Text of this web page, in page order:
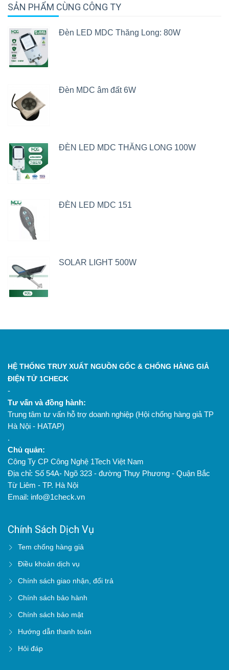
SẢN PHẨM CÙNG CÔNG TY
Đèn LED MDC Thăng Long: 80W
Đèn MDC âm đất 6W
ĐÈN LED MDC THĂNG LONG 100W
ĐÈN LED MDC 151
SOLAR LIGHT 500W
HỆ THỐNG TRUY XUẤT NGUỒN GỐC & CHỐNG HÀNG GIẢ
ĐIỆN TỬ 1CHECK
-
Tư vấn và đồng hành:
Trung tâm tư vấn hỗ trợ doanh nghiệp (Hội chống hàng giả TP
Hà Nội - HATAP)
.
Chủ quản:
Công Ty CP Công Nghệ 1Tech Việt Nam
Địa chỉ: Số 54A- Ngõ 323 - đường Thụy Phương - Quận Bắc
Từ Liêm - TP. Hà Nội
Email: info@1check.vn
Chính Sách Dịch Vụ
Tem chống hàng giả
Điều khoản dịch vụ
Chính sách giao nhận, đổi trả
Chính sách bảo hành
Chính sách bảo mật
Hướng dẫn thanh toán
Hỏi đáp